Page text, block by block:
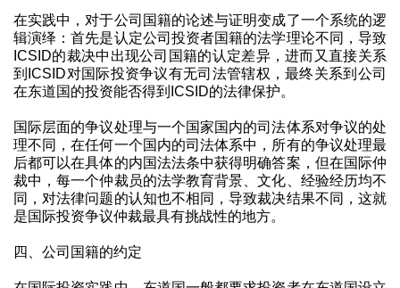
在实践中，对于公司国籍的论述与证明变成了一个系统的逻
辑演绎：首先是认定公司投资者国籍的法学理论不同，导致
ICSID的裁决中出现公司国籍的认定差异，进而又直接关系
到ICSID对国际投资争议有无司法管辖权，最终关系到公司
在东道国的投资能否得到ICSID的法律保护。
国际层面的争议处理与一个国家国内的司法体系对争议的处
理不同，在任何一个国内的司法体系中，所有的争议处理最
后都可以在具体的内国法法条中获得明确答案，但在国际仲
裁中，每一个仲裁员的法学教育背景、文化、经验经历均不
同，对法律问题的认知也不相同，导致裁决结果不同，这就
是国际投资争议仲裁最具有挑战性的地方。
四、公司国籍的约定